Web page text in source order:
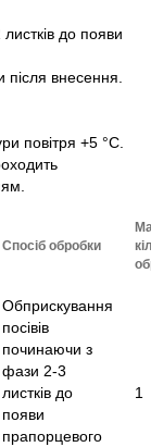
до появи
після внесення.
повітря +5 °С.
Спосіб обробки
Обприскування
посівів
починаючи з
фази 2-3
листків до
появи
прапорцевого
1